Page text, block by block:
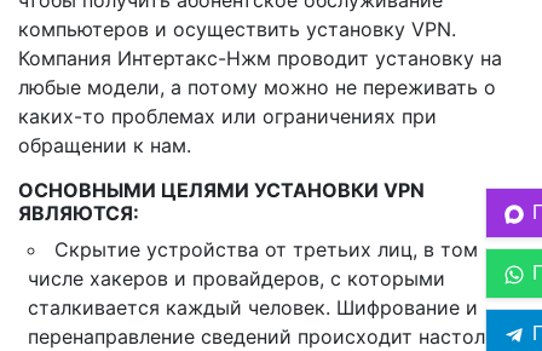
компьютеров и осуществить установку VPN.
Компания Интертакс-Нжм проводит установку на
любые модели, а потому можно не переживать о
каких-то проблемах или ограничениях при
обращении к нам.
ОСНОВНЫМИ ЦЕЛЯМИ УСТАНОВКИ VPN
ЯВЛЯЮТСЯ:
Скрытие устройства от третьих лиц, в том
числе хакеров и провайдеров, с которыми
сталкивается каждый человек. Шифрование и
перенаправление сведений происходит настолько